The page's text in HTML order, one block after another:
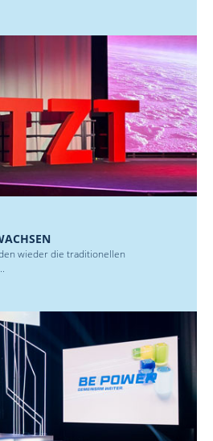
wieder die traditionellen